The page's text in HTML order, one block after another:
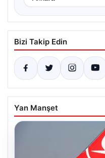
Bizi Takip Edin
Yan Manşet